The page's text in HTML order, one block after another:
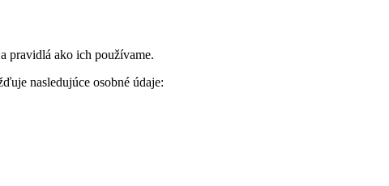
pravidlá ako ich používame.
nasledujúce osobné údaje: